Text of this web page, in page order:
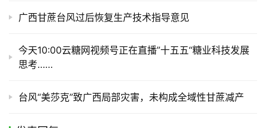
广西甘蔗台风过后恢复生产技术指导意见
今天10:00云糖网视频号正在直播”十五五“糖业科技发展
思考……
台风“美莎克”致广西局部灾害，未构成全域性甘蔗减产